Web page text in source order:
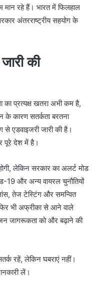
मान रहे हैं। भारत में फिलहाल
अंतरराष्ट्रीय सहयोग के
की
का प्रत्यक्ष खतरा अभी कम है,
के कारण सतर्कता बरतना
से एडवाइजरी जारी की है।
पूरे देश में है।
लेकिन सरकार का अलर्ट मोड
19 और अन्य वायरल चुनौतियों
तेज टेस्टिंग और समन्वित
भी अफ्रीका से आने वाले
जन जागरूकता को और बढ़ाने की
रहें, लेकिन घबराएं नहीं।
लें।